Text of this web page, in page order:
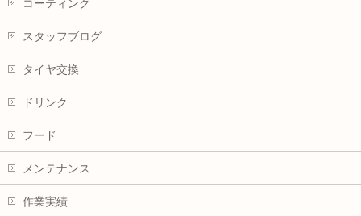
コーティング
スタッフブログ
タイヤ交換
ドリンク
フード
メンテナンス
作業実績